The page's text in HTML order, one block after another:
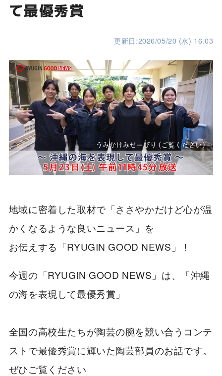
て最優秀賞
更新日:2026/05/20 (水) 16.03
地域に密着した取材で「ささやかだけど心が温
かくなるような良いニュース」を
お伝えする「RYUGIN GOOD NEWS」！
今週の「RYUGIN GOOD NEWS」は、「沖縄
の海を表現して最優秀賞」
全国の高校生たちが陶芸の腕を競い合うコンテ
ストで最優秀賞に輝いた陶芸部員のお話です。
ぜひご覧ください